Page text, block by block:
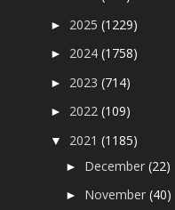
► 2025(1229)
► 2024(1758)
► 2023(714)
► 2022(109)
▼ 2021(1185)
► December(22)
► November(40)